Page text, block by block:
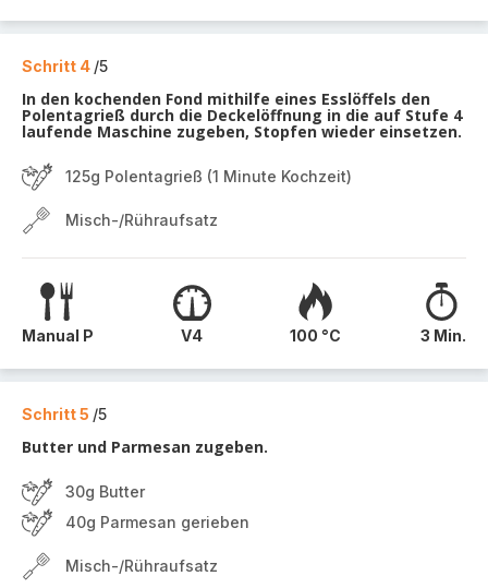
Schritt 4 /5
In den kochenden Fond mithilfe eines Esslöffels den
Polentagrieß durch die Deckelöffnung in die auf Stufe 4
laufende Maschine zugeben, Stopfen wieder einsetzen.
125g Polentagrieß (1 Minute Kochzeit)
Misch-/Rühraufsatz
Manual P V4 100 °C 3 Min.
Schritt 5 /5
Butter und Parmesan zugeben.
30g Butter
40g Parmesan gerieben
Misch-/Rühraufsatz